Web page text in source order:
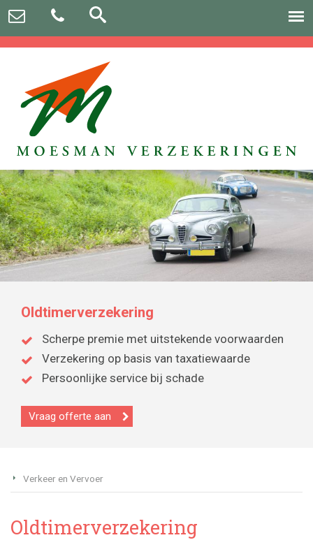
Oldtimerverzekering
Scherpe premie met uitstekende voorwaarden
Verzekering op basis van taxatiewaarde
Persoonlijke service bij schade
Vraag offerte aan
Verkeer en Vervoer
Oldtimerverzekering